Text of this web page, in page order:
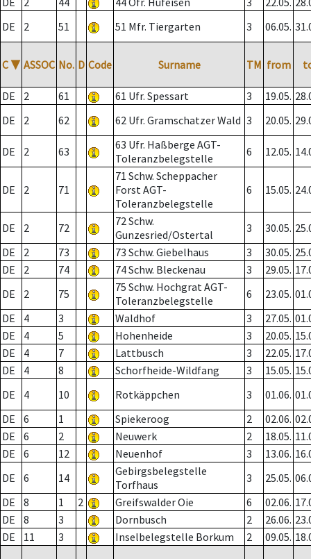
DE
2 51 51 Mfr. Tiergarten 3 06.05.
C ▼ ASSOC No. D Code Surname TM from
DE 2 61 61 Ufr. Spessart 3 19.05.
DE
2 62 62 Ufr. Gramschatzer Wald 3 20.05.
DE 2 63
63 Ufr. Haßberge AGT-
Toleranzbelegstelle
6 12.05.
DE 2 71
71 Schw. Scheppacher
Forst AGT-
Toleranzbelegstelle
6 15.05.
DE 2 72
72 Schw.
Gunzesried/Ostertal
3 30.05.
DE
2 73 73 Schw. Giebelhaus 3 30.05.
DE
2 74 74 Schw. Bleckenau 3 29.05.
DE
2 75
75 Schw. Hochgrat AGT-
Toleranzbelegstelle
6 23.05.
DE
4 3 Waldhof 3 27.05.
DE
4 5 Hohenheide 3 20.05.
DE
4 7 Lattbusch 3 22.05.
DE
4 8 Schorfheide-Wildfang 3 15.05.
DE
4 10 Rotkäppchen 3 01.06.
DE
6 1 Spiekeroog 2 02.06.
DE
6 2 Neuwerk 2 18.05.
DE
6 12 Neuenhof 3 13.06.
DE
6 14
Gebirgsbelegstelle
Torfhaus
3 25.05.
DE
8 1 2 Greifswalder Oie 6 02.06.
DE
8 3 Dornbusch 2 26.06.
DE
11 3 Inselbelegstelle Borkum 2 09.05.